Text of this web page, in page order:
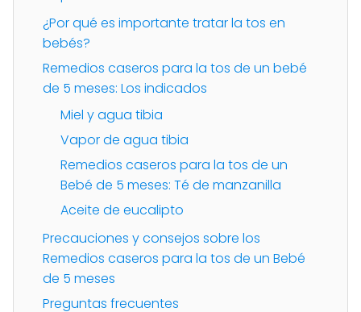
¿Por qué es importante tratar la tos en
bebés?
Remedios caseros para la tos de un bebé
de 5 meses: Los indicados
Miel y agua tibia
Vapor de agua tibia
Remedios caseros para la tos de un
Bebé de 5 meses: Té de manzanilla
Aceite de eucalipto
Precauciones y consejos sobre los
Remedios caseros para la tos de un Bebé
de 5 meses
Preguntas frecuentes